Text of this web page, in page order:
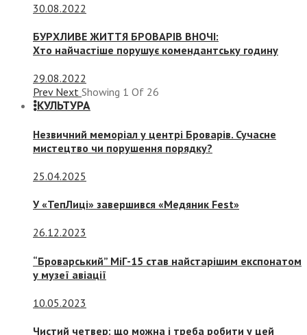
30.08.2022
БУРХЛИВЕ ЖИТТЯ БРОВАРІВ ВНОЧІ:
Хто найчастіше порушує комендантську годину
29.08.2022
Prev Next Showing 1 Of 26
КУЛЬТУРА
Незвичний меморіал у центрі Броварів. Сучасне
мистецтво чи порушення порядку?
25.04.2025
У «ТепЛиці» завершився «Медяник Fest»
26.12.2023
“Броварський” МіГ-15 став найстарішим експонатом
у музеї авіації
10.05.2023
Чистий четвер: що можна і треба робити у цей